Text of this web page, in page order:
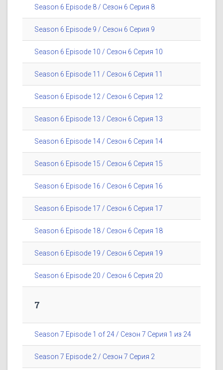
Season 6 Episode 8 / Сезон 6 Серия 8
Season 6 Episode 9 / Сезон 6 Серия 9
Season 6 Episode 10 / Сезон 6 Серия 10
Season 6 Episode 11 / Сезон 6 Серия 11
Season 6 Episode 12 / Сезон 6 Серия 12
Season 6 Episode 13 / Сезон 6 Серия 13
Season 6 Episode 14 / Сезон 6 Серия 14
Season 6 Episode 15 / Сезон 6 Серия 15
Season 6 Episode 16 / Сезон 6 Серия 16
Season 6 Episode 17 / Сезон 6 Серия 17
Season 6 Episode 18 / Сезон 6 Серия 18
Season 6 Episode 19 / Сезон 6 Серия 19
Season 6 Episode 20 / Сезон 6 Серия 20
7
Season 7 Episode 1 of 24 / Сезон 7 Серия 1 из 24
Season 7 Episode 2 / Сезон 7 Серия 2